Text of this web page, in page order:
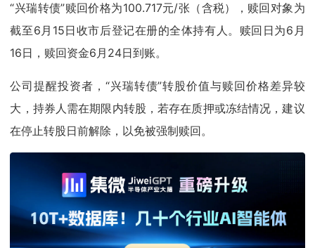
“兴瑞转债”赎回价格为100.717元/张（含税），赎回对象为
截至6月15日收市后登记在册的全体持有人。赎回日为6月
16日，赎回资金6月24日到账。
公司提醒投资者，“兴瑞转债”转股价值与赎回价格差异较
大，持券人需在期限内转股，若存在质押或冻结情况，建议
在停止转股日前解除，以免被强制赎回。